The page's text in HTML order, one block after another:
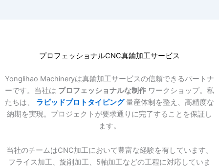
プロフェッショナルCNC真鍮加工サービス
Yonglihao Machineryは真鍮加工サービスの信頼できるパートナ
ーです。当社は プロフェッショナルな制作 ワークショップ。私
たちは、 ラピッドプロトタイピング量産体制を整え、高精度な
納期を実現。プロジェクトが要求通りに完了することを保証し
ます。
当社のチームはCNC加工において豊富な経験を有しています。
フライス加工、旋削加工、5軸加工などの工程に対応していま